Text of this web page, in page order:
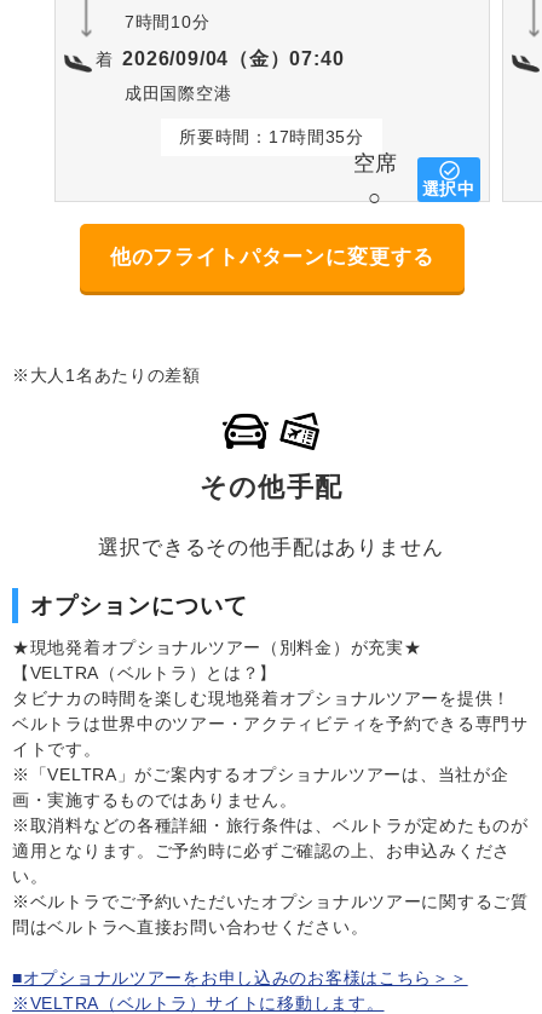
7時間10分
着 2026/09/04（金）07:40
成田国際空港
所要時間：17時間35分
空席
○
選択中
他のフライトパターンに変更する
※大人1名あたりの差額
その他手配
選択できるその他手配はありません
オプションについて
★現地発着オプショナルツアー（別料金）が充実★
【VELTRA（ベルトラ）とは？】
タビナカの時間を楽しむ現地発着オプショナルツアーを提供！
ベルトラは世界中のツアー・アクティビティを予約できる専門サ
イトです。
※「VELTRA」がご案内するオプショナルツアーは、当社が企
画・実施するものではありません。
※取消料などの各種詳細・旅行条件は、ベルトラが定めたものが
適用となります。ご予約時に必ずご確認の上、お申込みくださ
い。
※ベルトラでご予約いただいたオプショナルツアーに関するご質
問はベルトラへ直接お問い合わせください。
■オプショナルツアーをお申し込みのお客様はこちら＞＞
※VELTRA（ベルトラ）サイトに移動します。